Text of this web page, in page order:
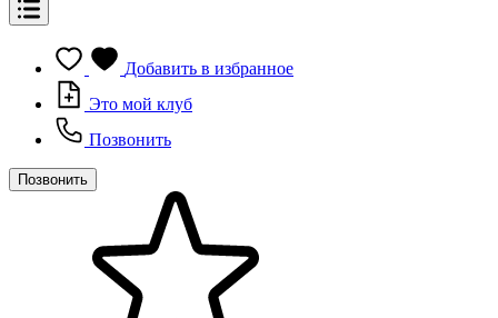
Добавить в избранное
Это мой клуб
Позвонить
Позвонить